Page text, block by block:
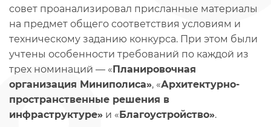
совет проанализировал присланные материалы
на предмет общего соответствия условиям и
техническому заданию конкурса. При этом были
учтены особенности требований по каждой из
трех номинаций — «Планировочная
организация Миниполиса», «Архитектурно-
пространственные решения в
инфраструктуре» и «Благоустройство».